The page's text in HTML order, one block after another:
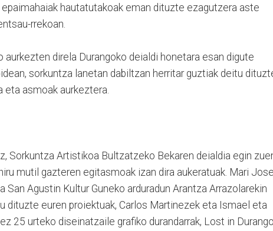
hautatutakoak eman dituzte ezagutzera aste
rrekoan.
aurkezten direla Durangoko deialdi honetara esan digute
sorkuntza lanetan dabiltzan herritar guztiak deitu
eta asmoak aurkeztera.
Sorkuntza Artistikoa Bultzatzeko Bekaren deialdia egin
mutil gazteren egitasmoak izan dira aukeratuak. Mari
San Agustin Kultur Guneko arduradun Arantza Arrazolarekin
dituzte euren proiektuak, Carlos Martinezek eta Ismael eta
25 urteko diseinatzaile grafiko durandarrak, Lost in